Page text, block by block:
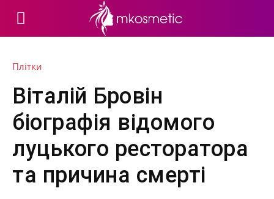
Плітки
Віталій Бровін
біографія відомого
луцького ресторатора
та причина смерті